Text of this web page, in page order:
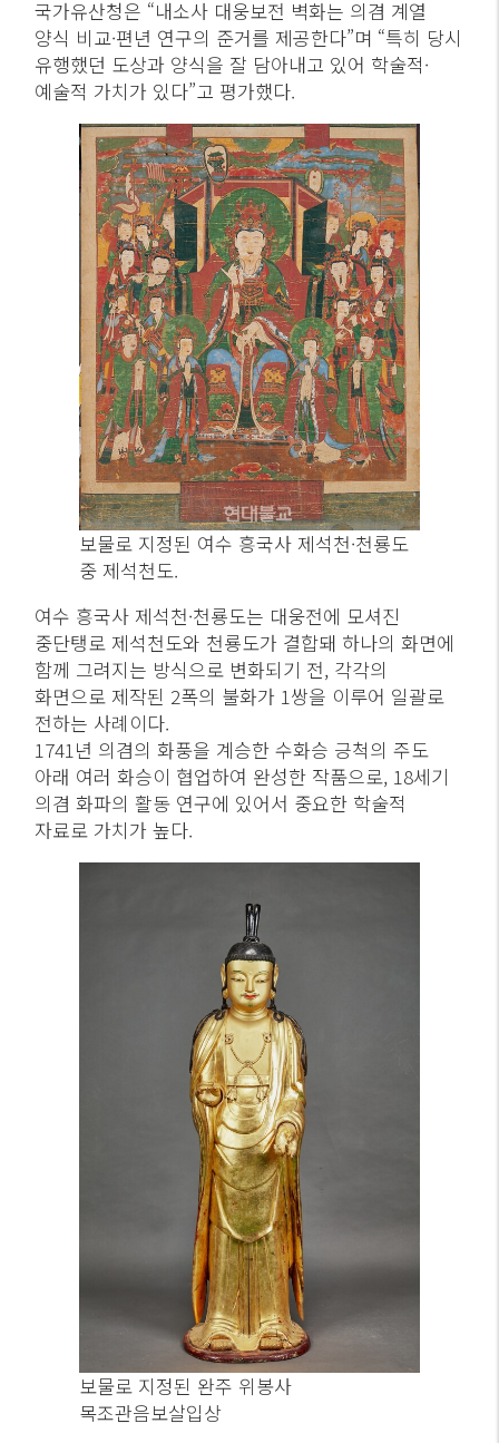
국가유산청은 “내소사 대웅보전 벽화는 의겸 계열
양식 비교·편년 연구의 준거를 제공한다”며 “특히 당시
유행했던 도상과 양식을 잘 담아내고 있어 학술적·
예술적 가치가 있다”고 평가했다.
보물로 지정된 여수 흥국사 제석천·천룡도
중 제석천도.
여수 흥국사 제석천·천룡도는 대웅전에 모셔진
중단탱로 제석천도와 천룡도가 결합돼 하나의 화면에
함께 그려지는 방식으로 변화되기 전, 각각의
화면으로 제작된 2폭의 불화가 1쌍을 이루어 일괄로
전하는 사례이다.
1741년 의겸의 화풍을 계승한 수화승 긍척의 주도
아래 여러 화승이 협업하여 완성한 작품으로, 18세기
의겸 화파의 활동 연구에 있어서 중요한 학술적
자료로 가치가 높다.
보물로 지정된 완주 위봉사
목조관음보살입상